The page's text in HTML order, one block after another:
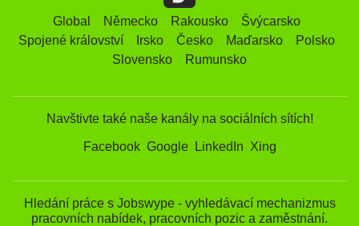
Global Německo Rakousko
Švýcarsko
Spojené království
Irsko Česko Maďarsko
Polsko
Slovensko
Rumunsko
Navštivte také naše kanály na sociálních sítích!
Facebook Google LinkedIn Xing
Hledání práce s Jobswype - vyhledávací mechanizmus
pracovních nabídek, pracovních pozic a zaměstnání.